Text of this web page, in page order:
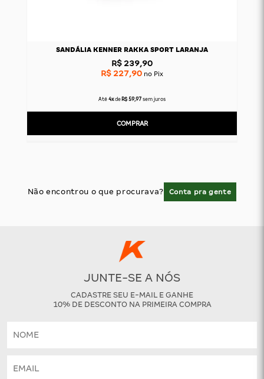
SANDÁLIA KENNER RAKKA SPORT LARANJA
R$ 239,90
R$ 227,90 no Pix
Até 4x de R$ 59,97 sem juros
COMPRAR
Não encontrou o que procurava? Conta pra gente
JUNTE-SE A NÓS
CADASTRE SEU E-MAIL E GANHE
10% DE DESCONTO NA PRIMEIRA COMPRA